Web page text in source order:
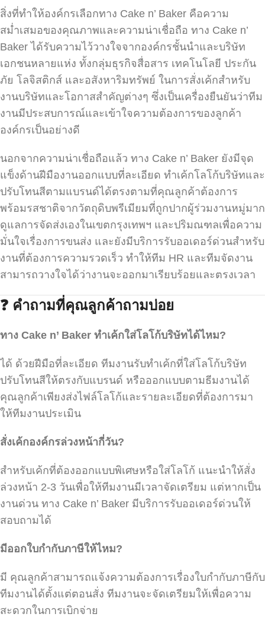
สิ่งที่ทำให้องค์กรเลือกทาง Cake n’ Baker คือความ
สม่ำเสมอของคุณภาพและความน่าเชื่อถือ ทาง Cake n’
Baker ได้รับความไว้วางใจจากองค์กรชั้นนำและบริษัท
เอกชนหลายแห่ง ทั้งกลุ่มธุรกิจสื่อสาร เทคโนโลยี ประกัน
ภัย โลจิสติกส์ และอสังหาริมทรัพย์ ในการสั่งเค้กสำหรับ
งานบริษัทและโอกาสสำคัญต่างๆ ซึ่งเป็นเครื่องยืนยันว่าทีม
งานมีประสบการณ์และเข้าใจความต้องการของลูกค้า
องค์กรเป็นอย่างดี
นอกจากความน่าเชื่อถือแล้ว ทาง Cake n’ Baker ยังมีจุด
แข็งด้านฝีมืองานออกแบบที่ละเอียด ทำเค้กโลโก้บริษัทและ
ปรับโทนสีตามแบรนด์ได้ตรงตามที่คุณลูกค้าต้องการ
พร้อมรสชาติจากวัตถุดิบพรีเมียมที่ถูกปากผู้ร่วมงานหมู่มาก
ดูแลการจัดส่งเองในเขตกรุงเทพฯ และปริมณฑลเพื่อความ
มั่นใจเรื่องการขนส่ง และยังมีบริการรับออเดอร์ด่วนสำหรับ
งานที่ต้องการความรวดเร็ว ทำให้ทีม HR และทีมจัดงาน
สามารถวางใจได้ว่างานจะออกมาเรียบร้อยและตรงเวลา
❓ คำถามที่คุณลูกค้าถามบ่อย
ทาง Cake n’ Baker ทำเค้กใส่โลโก้บริษัทได้ไหม?
ได้ ด้วยฝีมือที่ละเอียด ทีมงานรับทำเค้กที่ใส่โลโก้บริษัท
ปรับโทนสีให้ตรงกับแบรนด์ หรือออกแบบตามธีมงานได้
คุณลูกค้าเพียงส่งไฟล์โลโก้และรายละเอียดที่ต้องการมา
ให้ทีมงานประเมิน
สั่งเค้กองค์กรล่วงหน้ากี่วัน?
สำหรับเค้กที่ต้องออกแบบพิเศษหรือใส่โลโก้ แนะนำให้สั่ง
ล่วงหน้า 2-3 วันเพื่อให้ทีมงานมีเวลาจัดเตรียม แต่หากเป็น
งานด่วน ทาง Cake n’ Baker มีบริการรับออเดอร์ด่วนให้
สอบถามได้
มีออกใบกำกับภาษีให้ไหม?
มี คุณลูกค้าสามารถแจ้งความต้องการเรื่องใบกำกับภาษีกับ
ทีมงานได้ตั้งแต่ตอนสั่ง ทีมงานจะจัดเตรียมให้เพื่อความ
สะดวกในการเบิกจ่าย